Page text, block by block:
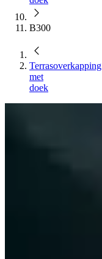
B300
Terrasoverkapping
met
doek